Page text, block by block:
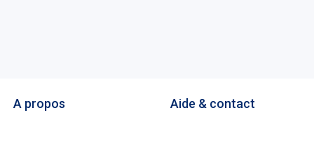
A propos Aide & contact